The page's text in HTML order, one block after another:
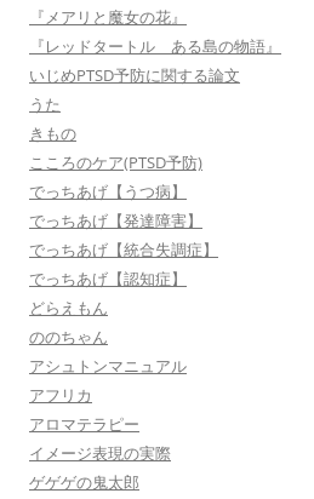
『メアリと魔女の花』
『レッドタートル ある島の物語』
いじめPTSD予防に関する論文
うた
きもの
こころのケア(PTSD予防)
でっちあげ【うつ病】
でっちあげ【発達障害】
でっちあげ【統合失調症】
でっちあげ【認知症】
どらえもん
ののちゃん
アシュトンマニュアル
アフリカ
アロマテラピー
イメージ表現の実際
ゲゲゲの鬼太郎